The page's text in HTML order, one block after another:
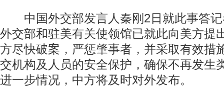
中国外交部发言人秦刚2日就此事答记
外交部和驻美有关使领馆已就此向美方提
方尽快破案，严惩肇事者，并采取有效措
交机构及人员的安全保护，确保不再发生
进一步情况，中方将及时对外发布。